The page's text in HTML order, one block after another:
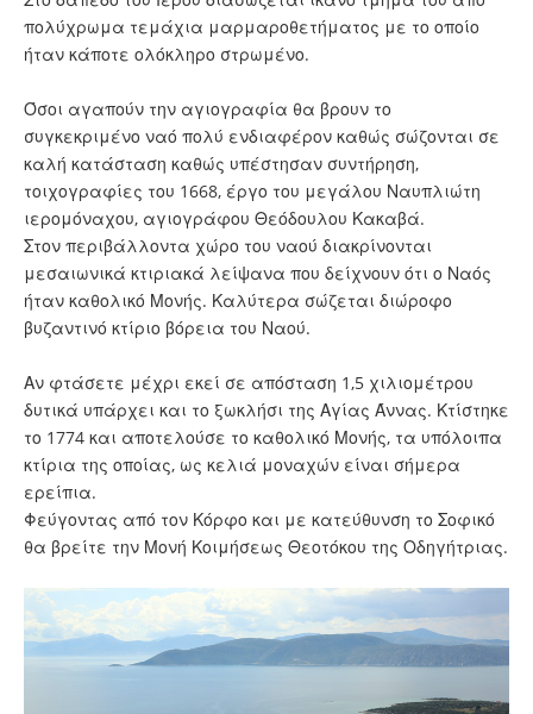
πολύχρωμα τεμάχια μαρμαροθετήματος με το οποίο
ήταν κάποτε ολόκληρο στρωμένο.
Όσοι αγαπούν την αγιογραφία θα βρουν το
συγκεκριμένο ναό πολύ ενδιαφέρον καθώς σώζονται σε
καλή κατάσταση καθώς υπέστησαν συντήρηση,
τοιχογραφίες του 1668, έργο του μεγάλου Ναυπλιώτη
ιερομόναχου, αγιογράφου Θεόδουλου Κακαβά.
Στον περιβάλλοντα χώρο του ναού διακρίνονται
μεσαιωνικά κτιριακά λείψανα που δείχνουν ότι ο Ναός
ήταν καθολικό Μονής. Καλύτερα σώζεται διώροφο
βυζαντινό κτίριο βόρεια του Ναού.
Αν φτάσετε μέχρι εκεί σε απόσταση 1,5 χιλιομέτρου
δυτικά υπάρχει και το ξωκλήσι της Αγίας Άννας. Κτίστηκε
το 1774 και αποτελούσε το καθολικό Μονής, τα υπόλοιπα
κτίρια της οποίας, ως κελιά μοναχών είναι σήμερα
ερείπια.
Φεύγοντας από τον Κόρφο και με κατεύθυνση το Σοφικό
θα βρείτε την Μονή Κοιμήσεως Θεοτόκου της Οδηγήτριας.